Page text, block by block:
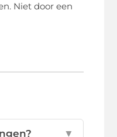
Niet door een
▼